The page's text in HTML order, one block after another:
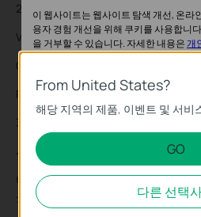
2. 표준 ONVIF 및 RTSP 프로토콜용 포
VIGI 카메라를 추가하려면 Onvif 프로
ONVIF 서비스 포트: 2020
RTSP 서비스 포트: 554
3. 카메라의 사용자 이름/비밀번호.
사용자 이름: admin
비밀번호: 카메라를 활성화할 때 설정
셨다면
를 참조하여 비밀번호를
From United States?
해당 지역의 제품, 이벤트 및 서비
GO
다른 선택
이 웹사이트는 웹사이트 탐색 개선, 온라
용자 경험 개선을 위해 쿠키를 사용합니
을 거부할 수 있습니다. 자세한 내용은개
수 있습니다.
기본 쿠키
이 쿠키는 웹사이트가 작동하는 데 필요
분석 및 마케팅 쿠키
분석 쿠키는 웹사이트의 기능을 개선하
의 사용자 활동을 분석하는 데 사용하는